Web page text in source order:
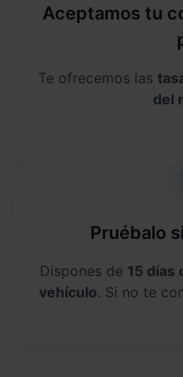
Aceptamos tu
Te ofrecemos las
del
Pruébalo
Dispones de 15 días
vehículo. Si no te